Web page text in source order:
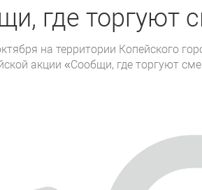
где торгуют
на территории Копейского
акции «Сообщи, где торгуют